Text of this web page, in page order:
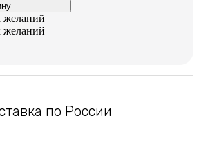
желаний
желаний
по России